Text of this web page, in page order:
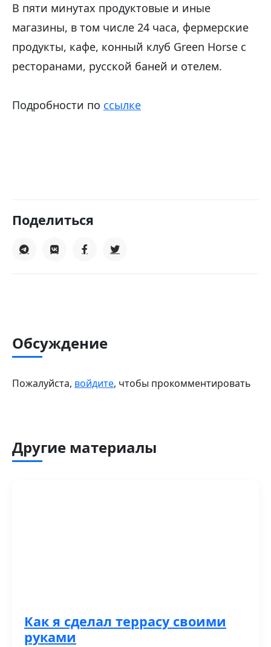
В пяти минутах продуктовые и иные
магазины, в том числе 24 часа, фермерские
продукты, кафе, конный клуб Green Horse с
ресторанами, русской баней и отелем.
Подробности по ссылке
Поделиться
Обсуждение
Пожалуйста, войдите, чтобы прокомментировать
Другие материалы
Как я сделал террасу своими
руками